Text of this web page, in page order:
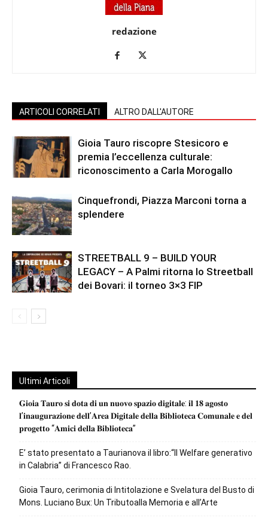
redazione
ARTICOLI CORRELATI ALTRO DALL'AUTORE
Gioia Tauro riscopre Stesicoro e
premia l’eccellenza culturale:
riconoscimento a Carla Morogallo
Cinquefrondi, Piazza Marconi torna a
splendere
STREETBALL 9 – BUILD YOUR
LEGACY – A Palmi ritorna lo Streetball
dei Bovari: il torneo 3×3 FIP
Ultimi Articoli
𝐆𝐢𝐨𝐢𝐚 𝐓𝐚𝐮𝐫𝐨 𝐬𝐢 𝐝𝐨𝐭𝐚 𝐝𝐢 𝐮𝐧 𝐧𝐮𝐨𝐯𝐨 𝐬𝐩𝐚𝐳𝐢𝐨 𝐝𝐢𝐠𝐢𝐭𝐚𝐥𝐞: 𝐢𝐥 𝟏𝟖 𝐚𝐠𝐨𝐬𝐭𝐨
𝐥’𝐢𝐧𝐚𝐮𝐠𝐮𝐫𝐚𝐳𝐢𝐨𝐧𝐞 𝐝𝐞𝐥𝐥’𝐀𝐫𝐞𝐚 𝐃𝐢𝐠𝐢𝐭𝐚𝐥𝐞 𝐝𝐞𝐥𝐥𝐚 𝐁𝐢𝐛𝐥𝐢𝐨𝐭𝐞𝐜𝐚 𝐂𝐨𝐦𝐮𝐧𝐚𝐥𝐞 𝐞 𝐝𝐞𝐥
𝐩𝐫𝐨𝐠𝐞𝐭𝐭𝐨 “𝐀𝐦𝐢𝐜𝐢 𝐝𝐞𝐥𝐥𝐚 𝐁𝐢𝐛𝐥𝐢𝐨𝐭𝐞𝐜𝐚”
E’ stato presentato a Taurianova il libro:“Il Welfare generativo
in Calabria” di Francesco Rao.
Gioia Tauro, cerimonia di Intitolazione e Svelatura del Busto di
Mons. Luciano Bux: Un Tributoalla Memoria e all’Arte